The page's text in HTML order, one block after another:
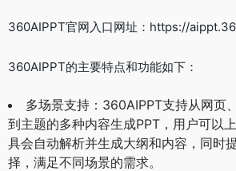
360AIPPT官网入口网址：https://
360AIPPT的主要特点和功能如下：
多场景支持：360AIPPT支持从网页
到主题的多种内容生成PPT，用户可以
具会自动解析并生成大纲和内容，同时
择，满足不同场景的需求。